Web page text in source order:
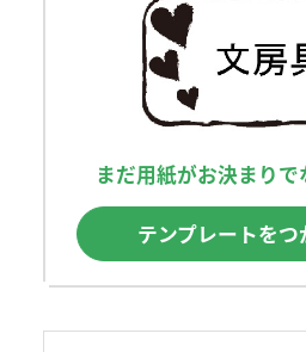
まだ用紙がお決まり
テンプレートをつ